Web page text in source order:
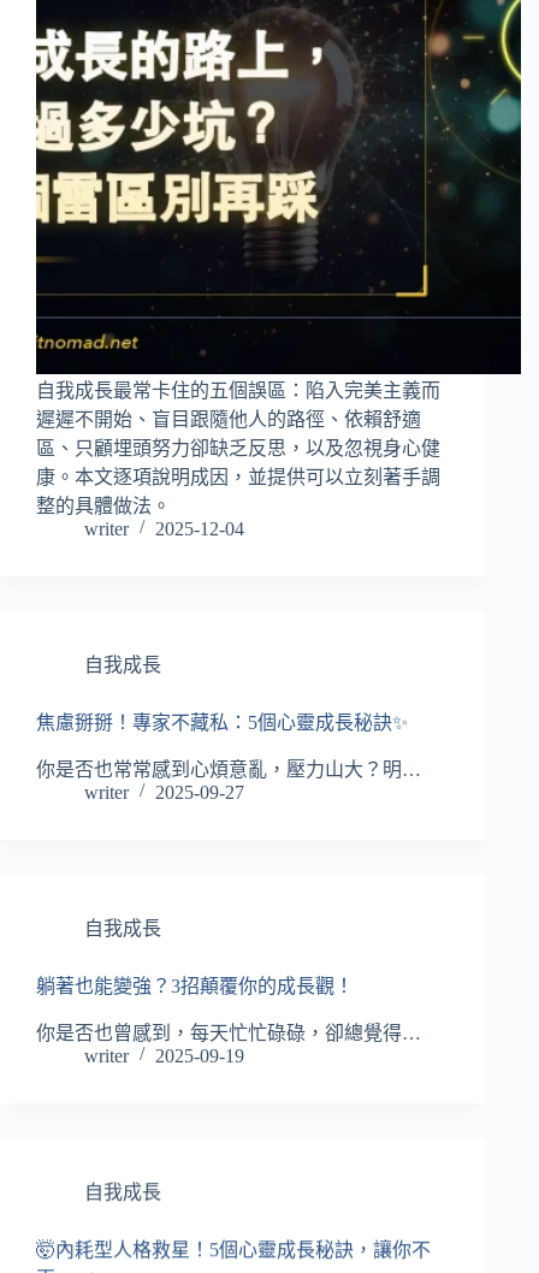
自我成長最常卡住的五個誤區：陷入完美主義而
遲遲不開始、盲目跟隨他人的路徑、依賴舒適
區、只顧埋頭努力卻缺乏反思，以及忽視身心健
康。本文逐項說明成因，並提供可以立刻著手調
整的具體做法。
writer
2025-12-04
自我成長
焦慮掰掰！專家不藏私：5個心靈成長秘訣✨
你是否也常常感到心煩意亂，壓力山大？明…
writer
2025-09-27
自我成長
躺著也能變強？3招顛覆你的成長觀！
你是否也曾感到，每天忙忙碌碌，卻總覺得…
writer
2025-09-19
自我成長
🤯內耗型人格救星！5個心靈成長秘訣，讓你不